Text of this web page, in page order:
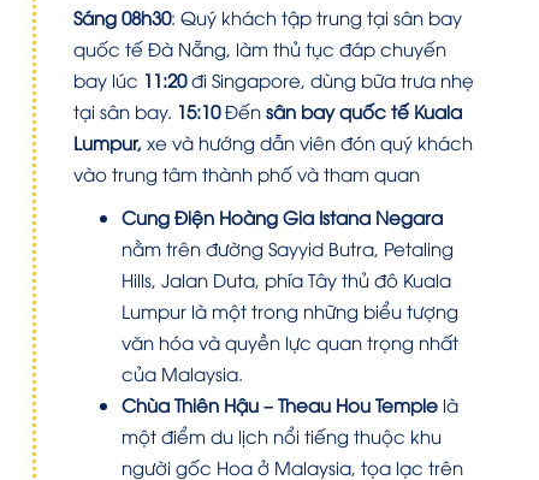
Sáng 08h30: Quý khách tập trung tại sân bay
quốc tế Đà Nẵng, làm thủ tục đáp chuyến
bay lúc 11:20đi Singapore, dùng bữa trưa nhẹ
tại sân bay. 15:10Đến sân bay quốc tế Kuala
Lumpur, xe và hướng dẫn viên đón quý khách
vào trung tâm thành phố và tham quan
Cung Điện Hoàng Gia Istana Negara
nằm trên đường Sayyid Butra, Petaling
Hills, Jalan Duta, phía Tây thủ đô Kuala
Lumpur là một trong những biểu tượng
văn hóa và quyền lực quan trọng nhất
của Malaysia.
Chùa Thiên Hậu – Theau Hou Temple là
một điểm du lịch nổi tiếng thuộc khu
người gốc Hoa ở Malaysia, tọa lạc trên